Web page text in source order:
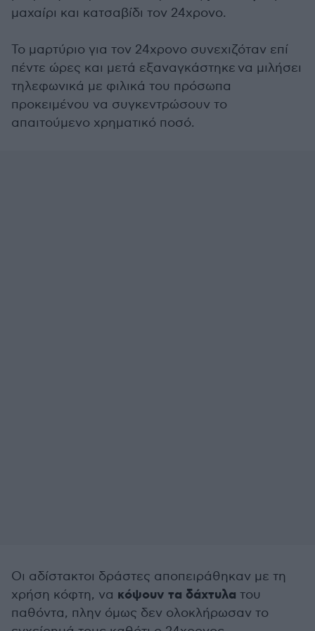
μαχαίρι και κατσαβίδι τον 24χρονο.
Το μαρτύριο για τον 24χρονο συνεχιζόταν επί
πέντε ώρες και μετά εξαναγκάστηκε να μιλήσει
τηλεφωνικά με φιλικά του πρόσωπα
προκειμένου να συγκεντρώσουν το
απαιτούμενο χρηματικό ποσό.
Οι αδίστακτοι δράστες αποπειράθηκαν με τη
χρήση κόφτη, να κόψουν τα δάχτυλα του
παθόντα, πλην όμως δεν ολοκλήρωσαν το